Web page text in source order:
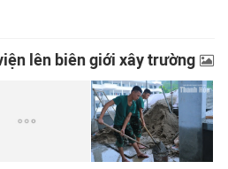
lên biên giới xây trường